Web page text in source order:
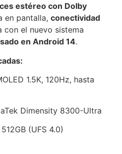
estéreo con Dolby
en pantalla, conectividad
con el nuevo sistema
en Android 14.
1.5K, 120Hz, hasta
Dimensity 8300-Ultra
(UFS 4.0)